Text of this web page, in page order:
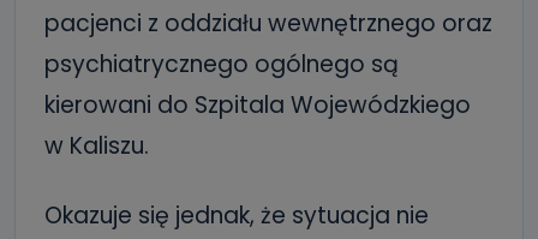
pacjenci z oddziału wewnętrznego oraz
psychiatrycznego ogólnego są
kierowani do Szpitala Wojewódzkiego
w Kaliszu.
Okazuje się jednak, że sytuacja nie